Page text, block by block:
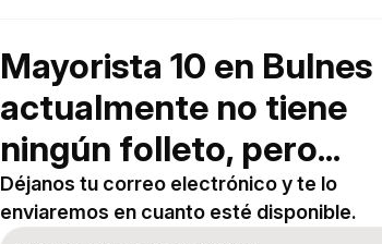
Mayorista 10 en Bulnes
actualmente no tiene
ningún folleto, pero...
Déjanos tu correo electrónico y te lo
enviaremos en cuanto esté disponible.